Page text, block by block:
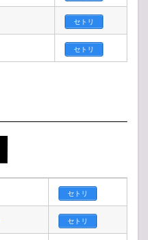
セトリ
セトリ
セトリ
セトリ